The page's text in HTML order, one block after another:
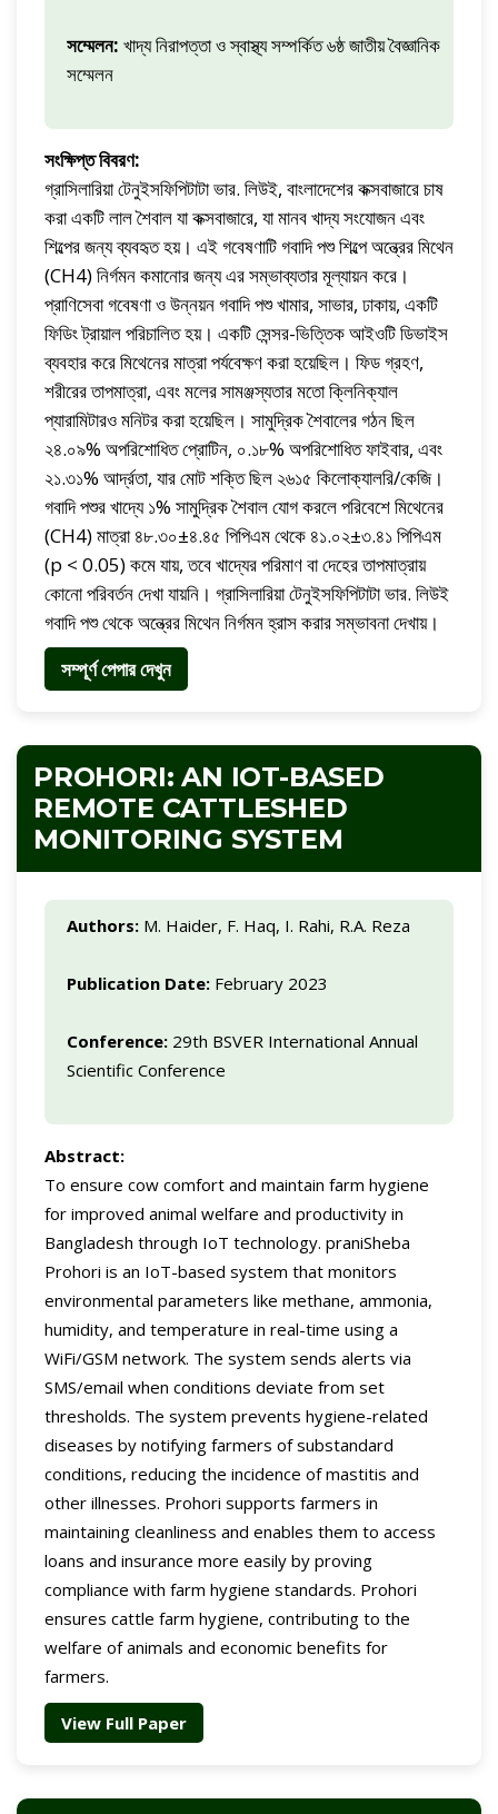
সম্মেলন: খাদ্য নিরাপত্তা ও স্বাস্থ্য সম্পর্কিত ৬ষ্ঠ জাতীয় বৈজ্ঞানিক
সম্মেলন
সংক্ষিপ্ত বিবরণ:
গ্রাসিলারিয়া টেনুইসফিপিটাটা ভার. লিউই, বাংলাদেশের কক্সবাজারে চাষ
করা একটি লাল শৈবাল যা কক্সবাজারে, যা মানব খাদ্য সংযোজন এবং
শিল্পের জন্য ব্যবহৃত হয়। এই গবেষণাটি গবাদি পশু শিল্পে অন্ত্রের মিথেন
(CH4) নির্গমন কমানোর জন্য এর সম্ভাব্যতার মূল্যায়ন করে।
প্রাণিসেবা গবেষণা ও উন্নয়ন গবাদি পশু খামার, সাভার, ঢাকায়, একটি
ফিডিং ট্রায়াল পরিচালিত হয়। একটি সেন্সর-ভিত্তিক আইওটি ডিভাইস
ব্যবহার করে মিথেনের মাত্রা পর্যবেক্ষণ করা হয়েছিল। ফিড গ্রহণ,
শরীরের তাপমাত্রা, এবং মলের সামঞ্জস্যতার মতো ক্লিনিক্যাল
প্যারামিটারও মনিটর করা হয়েছিল। সামুদ্রিক শৈবালের গঠন ছিল
২৪.০৯% অপরিশোধিত প্রোটিন, ০.১৮% অপরিশোধিত ফাইবার, এবং
২১.৩১% আর্দ্রতা, যার মোট শক্তি ছিল ২৬১৫ কিলোক্যালরি/কেজি।
গবাদি পশুর খাদ্যে ১% সামুদ্রিক শৈবাল যোগ করলে পরিবেশে মিথেনের
(CH4) মাত্রা ৪৮.৩০±৪.৪৫ পিপিএম থেকে ৪১.০২±৩.৪১ পিপিএম
(p < 0.05) কমে যায়, তবে খাদ্যের পরিমাণ বা দেহের তাপমাত্রায়
কোনো পরিবর্তন দেখা যায়নি। গ্রাসিলারিয়া টেনুইসফিপিটাটা ভার. লিউই
গবাদি পশু থেকে অন্ত্রের মিথেন নির্গমন হ্রাস করার সম্ভাবনা দেখায়।
সম্পূর্ণ পেপার দেখুন
PROHORI: AN IOT-BASED
REMOTE CATTLESHED
MONITORING SYSTEM
Authors: M. Haider, F. Haq, I. Rahi, R.A. Reza
Publication Date: February 2023
Conference: 29th BSVER International Annual
Scientific Conference
Abstract:
To ensure cow comfort and maintain farm hygiene
for improved animal welfare and productivity in
Bangladesh through IoT technology. praniSheba
Prohori is an IoT-based system that monitors
environmental parameters like methane, ammonia,
humidity, and temperature in real-time using a
WiFi/GSM network. The system sends alerts via
SMS/email when conditions deviate from set
thresholds. The system prevents hygiene-related
diseases by notifying farmers of substandard
conditions, reducing the incidence of mastitis and
other illnesses. Prohori supports farmers in
maintaining cleanliness and enables them to access
loans and insurance more easily by proving
compliance with farm hygiene standards. Prohori
ensures cattle farm hygiene, contributing to the
welfare of animals and economic benefits for
farmers.
View Full Paper